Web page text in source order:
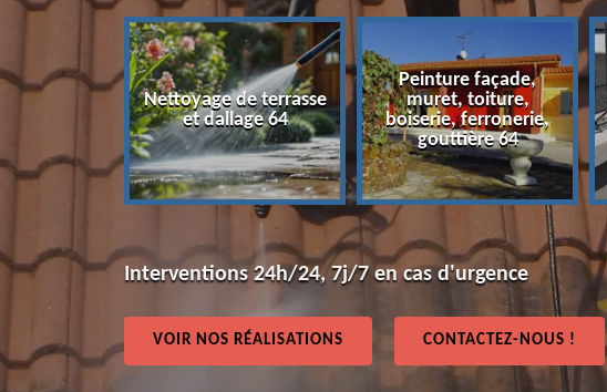
et
Nettoyage de terrasse
et dallage 64
Peinture façade,
muret, toiture,
boiserie, ferronerie,
gouttière 64
Interventions 24h/24, 7j/7 en cas d'urgence
VOIR NOS RÉALISATIONS CONTACTEZ-NOUS !